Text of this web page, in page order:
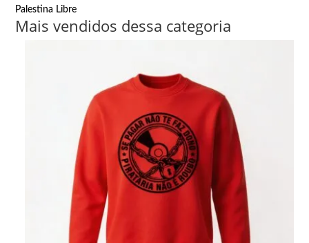
Palestina Libre
Mais vendidos dessa categoria